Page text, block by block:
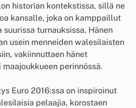
historian kontekstissa, sillä ne
kansalle, joka on kamppaillut
suurissa turnauksissa. Hänen
usein menneiden walesilaisten
vakiinnuttaen hänet
perinnössä.
Euro 2016:ssa on inspiroinut
pelaajia, korostaen